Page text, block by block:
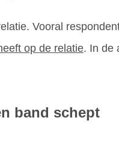
Vooral
op de relatie. In de
band schept